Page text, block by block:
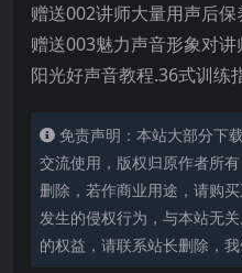
赠送002讲师大量用声后
赠送003魅力声音形象对
阳光好声音教程.36式训练
免责声明：本站大部分下
交流使用，版权归原作者所
删除，若作商业用途，请购
发生的侵权行为，与本站无
的权益，请联系站长删除，我